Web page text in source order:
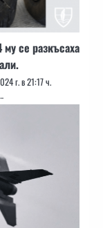
се разкъсаха
г. в 21:17 ч.